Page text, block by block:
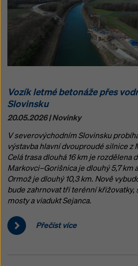
Vozík letmé betonáže přes
Slovinsku
20.05.2026 | Novinky
V severovýchodním Slovinsku
výstavba hlavní dvouproudé silnice z
Celá trasa dlouhá 16 km je rozdělena
Markovci–Gorišnica je dlouhý 5,7 km
Ormož je dlouhý 10,3 km. Nově
bude zahrnovat tři terénní křižovatky,
mosty a viadukt Sejanca.
Přečíst více